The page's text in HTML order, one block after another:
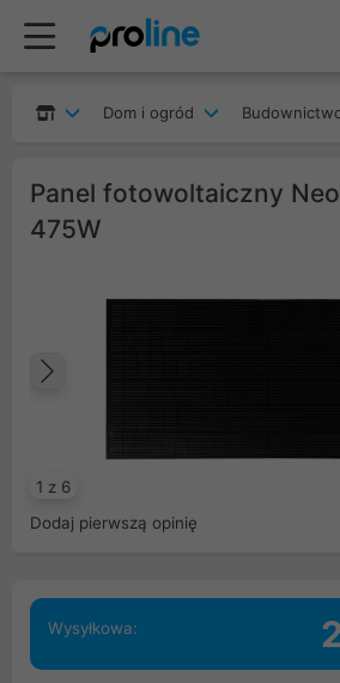
Dom i ogród
Panel fotowoltaiczny
475W
1 z 6
Dodaj pierwszą opinię
Wysyłkowa: